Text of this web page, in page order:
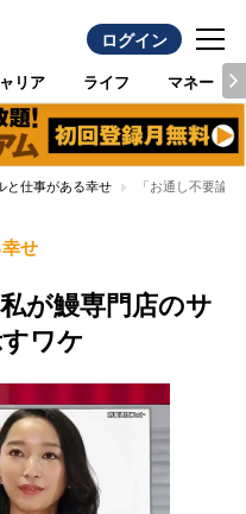
ログイン
リア ライフ マネー
と仕事がある幸せ 「お通し不要論
せ
が鰻専門店のサ
ワケ